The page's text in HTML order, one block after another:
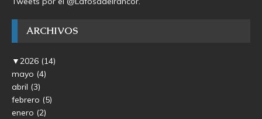
ARCHIVOS
▼2026 (14)
mayo (4)
abril (3)
febrero (5)
enero (2)